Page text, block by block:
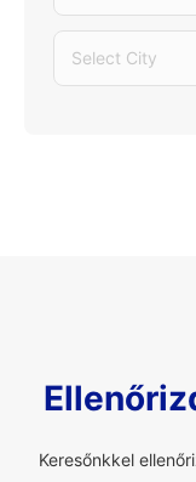
Select City
Keresőnkkel